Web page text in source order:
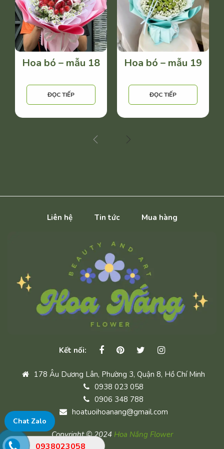
Hoa bó – mẫu 18
ĐỌC TIẾP
Hoa bó – mẫu 19
ĐỌC TIẾP
Liên hệ Tin tức Mua hàng
Kết nối:
178 Âu Dương Lân, Phường 3, Quận 8, Hồ Chí Minh
0938 023 058
0906 348 788
hoatuoihoanang@gmail.com
Copyright © 2024 Hoa Nắng Flower
Chat Zalo
0938023058